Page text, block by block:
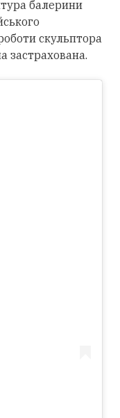
балерини
скульптора
застрахована.